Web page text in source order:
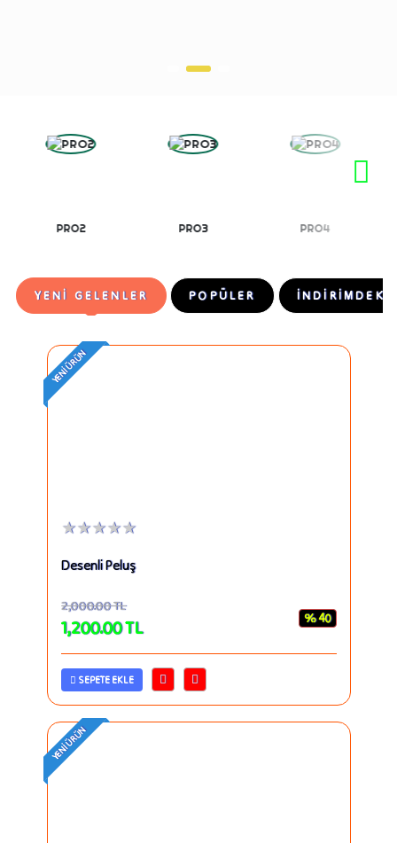
PRO2 PRO3 PRO4
YENİ GELENLER POPÜLER İNDİRİMDEKİ
YENI ÜRÜN
★★★★★
Desenli Peluş
2,000.00TL
1,200.00TL % 40
SEPETE EKLE
YENI ÜRÜN